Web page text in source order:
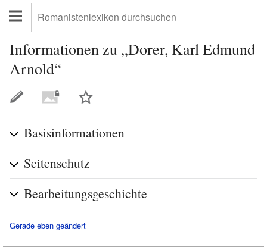
Informationen zu „Dorer, Karl Edmund
Arnold“
Basisinformationen
Seitenschutz
Bearbeitungsgeschichte
Gerade eben geändert